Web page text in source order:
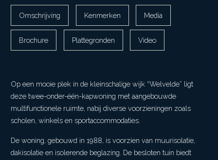
Omschrijving Kenmerken Media
Brochure Plattegronden Video
Op een mooie plek in de kleinschalige wijk “Welvelde” ligt
deze twee-onder-één-kapwoning met aangebouwde
multifunctionele ruimte, nabij diverse voorzieningen zoals
scholen, winkels en sportaccommodaties.
De woning, gebouwd in 1988, is voorzien van muurisolatie,
dakisolatie en isolerende beglazing. De besloten tuin biedt